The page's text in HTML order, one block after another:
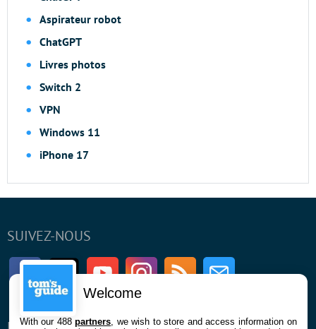
Aspirateur robot
ChatGPT
Livres photos
Switch 2
VPN
Windows 11
iPhone 17
SUIVEZ-NOUS
FacebookTwitter Youtube InstagramRSS Newsletter
Welcome
With our 488partners , we wish to store and access information on